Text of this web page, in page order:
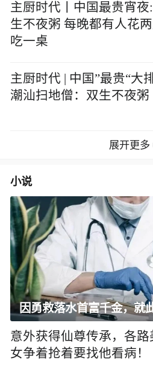
主厨时代丨中国最贵宵夜
生不夜粥 每晚都有人花
吃一桌
主厨时代 | 中国”最贵“大
潮汕扫地僧：双生不夜粥
展开更多
小说
因勇救落水首富千金，就
意外获得仙尊传承，各路
女争着抢着要找他看病！